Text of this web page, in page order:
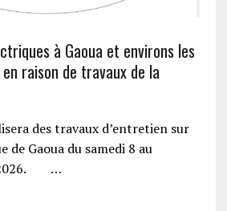
à Gaoua et environs les
raison de travaux de la
des travaux d’entretien sur
de Gaoua du samedi 8 au
2026. …